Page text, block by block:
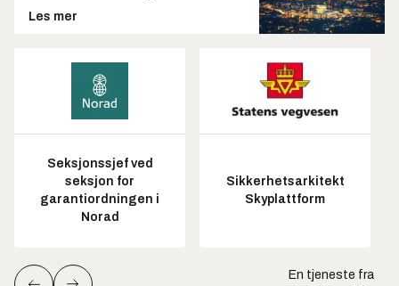
Les mer
Seksjonssjef ved
seksjon for
garantiordningen i
Norad
Sikkerhetsarkitekt
Skyplattform
En tjeneste fra